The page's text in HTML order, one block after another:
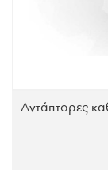
Αντάπτορες